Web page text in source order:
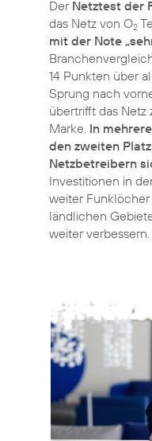
Der Netztest der
das Netz von O2
mit der Note
14 Punkten über
Sprung nach
übertrifft das
Marke. In
den zweiten
Netzbetreibern
Investitionen in
weiter
ländlichen
weiter verbessern.